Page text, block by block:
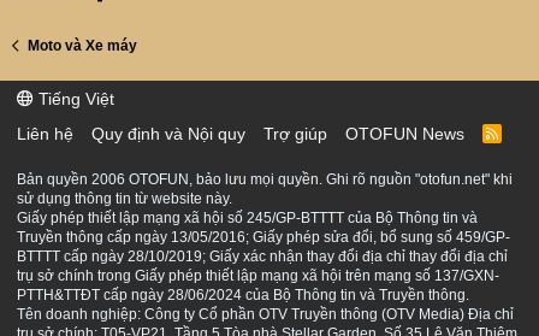
Moto và Xe máy
Tiếng Việt
Liên hệ
Quy định và Nội quy Trợ giúp OTOFUN News
R
S
Bản quyền 2006 OTOFUN, bảo lưu mọi quyền. Ghi rõ nguồn "otofun.net" khi
sử dụng thông tin từ website này.
Giấy phép thiết lập mạng xã hội số 245/GP-BTTTT của Bộ Thông tin và
Truyền thông cấp ngày 13/05/2016; Giấy phép sửa đổi, bổ sung số 459/GP-
BTTTT cấp ngày 28/10/2019; Giấy xác nhận thay đổi địa chỉ thay đổi địa chỉ
trụ sở chính trong Giấy phép thiết lập mạng xã hội trên mạng số 137/GXN-
PTTH&TTĐT cấp ngày 28/06/2024 của Bộ Thông tin và Truyền thông.
Tên doanh nghiệp: Công ty Cổ phần OTV Truyền thông (OTV Media) Địa chỉ